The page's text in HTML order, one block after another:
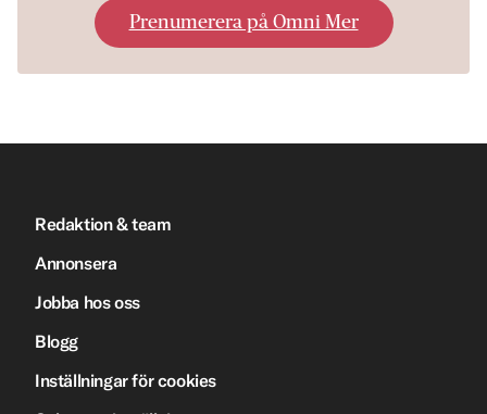
Prenumerera på Omni Mer
Redaktion & team
Annonsera
Jobba hos oss
Blogg
Inställningar för cookies